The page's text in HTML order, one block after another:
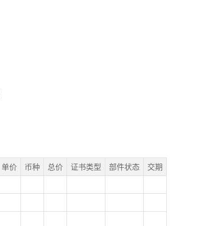
单价 币种 总价 证书类型 部件状态
交期